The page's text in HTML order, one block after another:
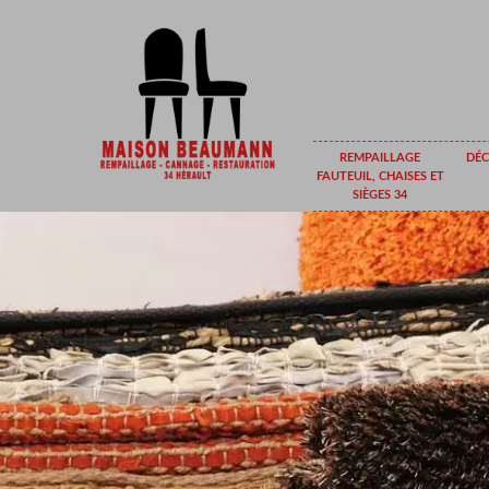
REMPAILLAGE
FAUTEUIL, CHAISES ET
SIÈGES 34